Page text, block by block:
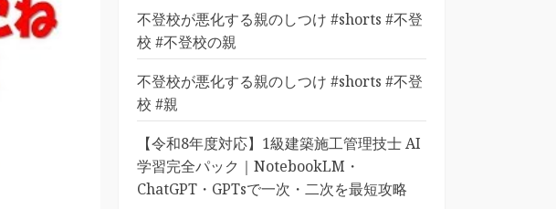
不登校が悪化する親のしつけ #shorts #不登
校 #不登校の親
不登校が悪化する親のしつけ #shorts #不登
校 #親
【令和8年度対応】1級建築施工管理技士 AI
学習完全パック｜NotebookLM・
ChatGPT・GPTsで一次・二次を最短攻略